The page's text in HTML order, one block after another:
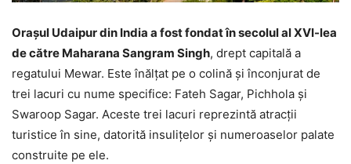
Orașul Udaipur din India a fost fondat în secolul al XVI-lea
de către Maharana Sangram Singh, drept capitală a
regatului Mewar. Este înălțat pe o colină și înconjurat de
trei lacuri cu nume specifice: Fateh Sagar, Pichhola și
Swaroop Sagar. Aceste trei lacuri reprezintă atracții
turistice în sine, datorită insulițelor și numeroaselor palate
construite pe ele.